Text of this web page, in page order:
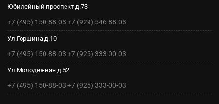
Юбилейный проспект д.73
+7 (495) 150-88-03 +7 (929) 546-88-03
Ул.Горшина д.10
+7 (495) 150-88-03 +7 (925) 333-00-03
Ул.Молодежная д.52
+7 (495) 150-88-03 +7 (925) 333-00-03